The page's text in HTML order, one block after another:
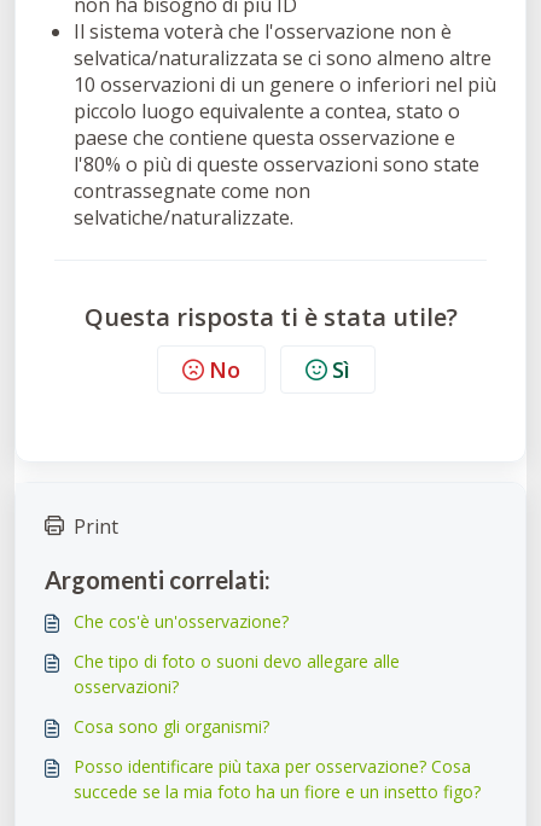
Il sistema voterà che l'osservazione non è
selvatica/naturalizzata se ci sono almeno altre
10 osservazioni di un genere o inferiori nel più
piccolo luogo equivalente a contea, stato o
paese che contiene questa osservazione e
l'80% o più di queste osservazioni sono state
contrassegnate come non
selvatiche/naturalizzate.
Questa risposta ti è stata utile?
No Sì
Print
Argomenti correlati:
Che cos'è un'osservazione?
Che tipo di foto o suoni devo allegare alle
osservazioni?
Cosa sono gli organismi?
Posso identificare più taxa per osservazione? Cosa
succede se la mia foto ha un fiore e un insetto figo?